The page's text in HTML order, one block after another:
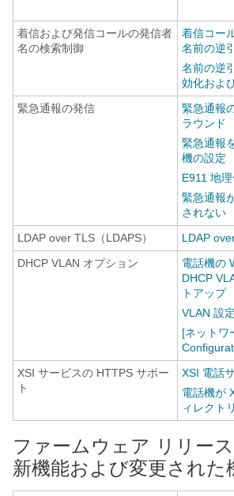
着信および発信コールの発信者
名の検索制御
着信コー
名前の逆
名前の逆
効化およ
緊急通報の発信
緊急通報
ラウンド
緊急通報
機の設定
E911 地
緊急通報
されない
LDAP over TLS（LDAPS）
LDAP
DHCP VLAN オプション
電話機の
DHCP
トアップ
VLAN 設定
[ネットワ
XSI サービスの HTTPS サポー
ト
XSI 電話
電話機が
ィレクト
ファームウェア リリー
新機能および変更された